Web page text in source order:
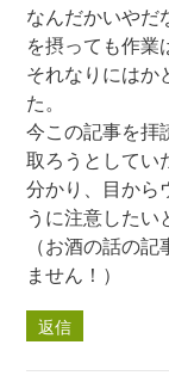
なんだかいやだ
を摂っても作業
それなりにはか
た。
今この記事を拝
取ろうとしてい
分かり、目から
うに注意したい
（お酒の話の
ません！）
返信